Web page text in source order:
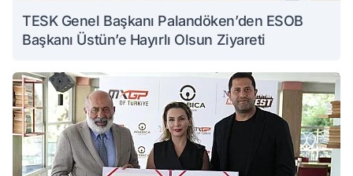
TESK Genel Başkanı Palandöken’den ESOB
Başkanı Üstün’e Hayırlı Olsun Ziyareti